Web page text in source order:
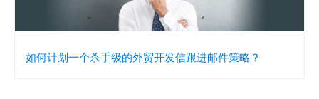
如何计划一个杀手级的外贸开发信跟进邮件策略？